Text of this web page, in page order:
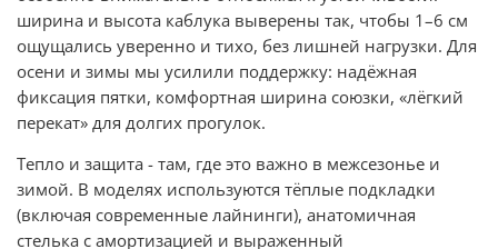
ширина и высота каблука выверены так, чтобы 1–6 см
ощущались уверенно и тихо, без лишней нагрузки. Для
осени и зимы мы усилили поддержку: надёжная
фиксация пятки, комфортная ширина союзки, «лёгкий
перекат» для долгих прогулок.
Тепло и защита - там, где это важно в межсезонье и
зимой. В моделях используются тёплые подкладки
(включая современные лайнинги), анатомичная
стелька с амортизацией и выраженный